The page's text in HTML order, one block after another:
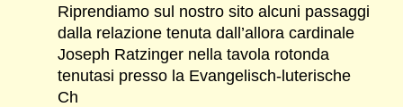
Riprendiamo sul nostro sito alcuni passaggi
dalla relazione tenuta dall’allora cardinale
Joseph Ratzinger nella tavola rotonda
tenutasi presso la Evangelisch-luterische
Ch